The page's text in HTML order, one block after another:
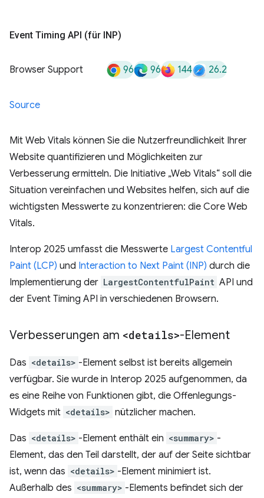
Event Timing API (für INP)
Browser Support 96 96 144 26.2
Source
Mit Web Vitals können Sie die Nutzerfreundlichkeit Ihrer
Website quantifizieren und Möglichkeiten zur
Verbesserung ermitteln. Die Initiative „Web Vitals“ soll die
Situation vereinfachen und Websites helfen, sich auf die
wichtigsten Messwerte zu konzentrieren: die Core Web
Vitals.
Interop 2025 umfasst die Messwerte Largest Contentful
Paint (LCP) und Interaction to Next Paint (INP) durch die
Implementierung der LargestContentfulPaint API und
der Event Timing API in verschiedenen Browsern.
Verbesserungen am <details>-Element
Das <details> -Element selbst ist bereits allgemein
verfügbar. Sie wurde in Interop 2025 aufgenommen, da
es eine Reihe von Funktionen gibt, die Offenlegungs-
Widgets mit <details> nützlicher machen.
Das <details> -Element enthält ein <summary> -
Element, das den Teil darstellt, der auf der Seite sichtbar
ist, wenn das <details> -Element minimiert ist.
Außerhalb des <summary> -Elements befindet sich der